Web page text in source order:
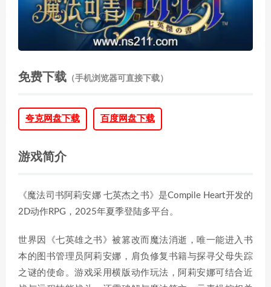
免费下载 （手机浏览器可直接下载）
夸克网盘下载 百度网盘下载
游戏简介
《魔法司书阿莉安娜 七英杰之书》是Compile Heart开发的
2D动作RPG，2025年夏季登陆多平台。
世界因《七英雄之书》被篡改而魔法消逝，唯一能进入书
本的图书管理员阿莉安娜，肩负修复书籍与探寻父母失踪
之谜的使命。游戏采用横版动作玩法，阿莉安娜可结合近